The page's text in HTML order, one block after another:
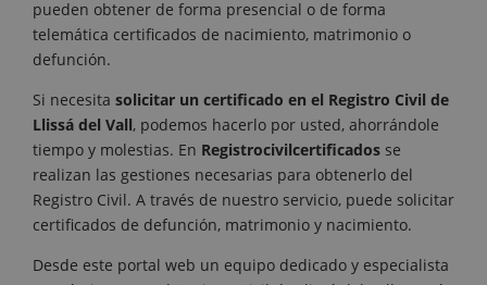
pueden obtener de forma presencial o de forma
telemática certificados de nacimiento, matrimonio o
defunción.
Si necesita solicitar un certificado en el Registro Civil de
Llissá del Vall, podemos hacerlo por usted, ahorrándole
tiempo y molestias. En Registrocivilcertificados se
realizan las gestiones necesarias para obtenerlo del
Registro Civil. A través de nuestro servicio, puede solicitar
certificados de defunción, matrimonio y nacimiento.
Desde este portal web un equipo dedicado y especialista